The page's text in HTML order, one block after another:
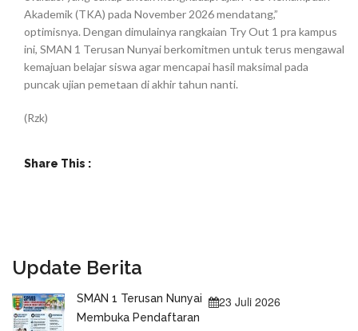
Akademik (TKA) pada November 2026 mendatang,”
optimisnya. Dengan dimulainya rangkaian Try Out 1 pra kampus
ini, SMAN 1 Terusan Nunyai berkomitmen untuk terus mengawal
kemajuan belajar siswa agar mencapai hasil maksimal pada
puncak ujian pemetaan di akhir tahun nanti.
(Rzk)
Share This :
Update Berita
SMAN 1 Terusan Nunyai
Membuka Pendaftaran
23 Juli 2026